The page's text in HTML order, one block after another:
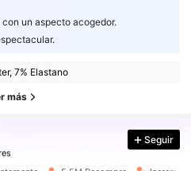
un aspecto acogedor.
7% Elastano
más
Seguir